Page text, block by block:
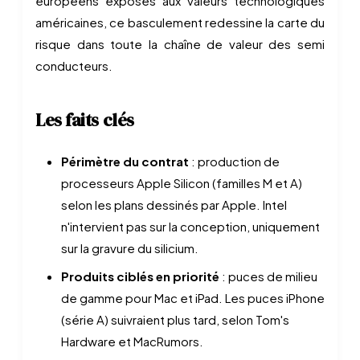
américaines, ce basculement redessine la carte du
risque dans toute la chaîne de valeur des semi
conducteurs.
Les faits clés
Périmètre du contrat : production de
processeurs Apple Silicon (familles M et A)
selon les plans dessinés par Apple. Intel
n'intervient pas sur la conception, uniquement
sur la gravure du silicium.
Produits ciblés en priorité : puces de milieu
de gamme pour Mac et iPad. Les puces iPhone
(série A) suivraient plus tard, selon Tom's
Hardware et MacRumors.